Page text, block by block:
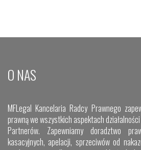
O NAS
MFLegal Kancelaria Radcy Prawnego
prawną we wszystkich aspektach
Partnerów. Zapewniamy doradztwo
kasacyjnych, apelacji, sprzeciwów od